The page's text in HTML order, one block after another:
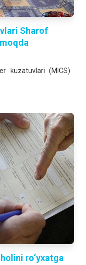
Sharof
kuzatuvlari (MICS)
ro‘yxatga